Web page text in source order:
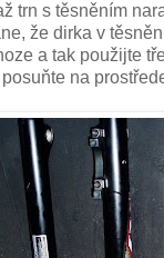
trn s těsněním
že dirka v
a tak použijte
posuňte na